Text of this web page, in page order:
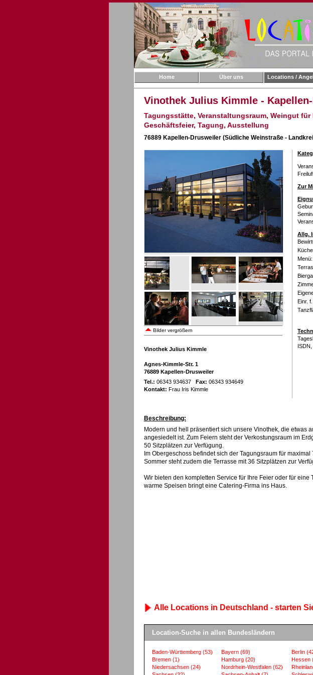
Home Über uns Locations /
Vinothek Julius Kimmle -
Tagungsstätte, Veranstaltungsraum, Weingut
Geschäftsfeier, Tagung, Ausstellung
76889 Kapellen-Drusweiler (Südliche Weinstraße -
Bilder vergrößern
Vinothek Julius Kimmle
Agnes-Kimmle-Str. 1
76889 Kapellen-Drusweiler
Tel.: 06343 934637 Fax: 06343 934649
Kontakt: Frau Iris Kimmle
Zur
Allg.
Menü:
Einr.
Beschreibung:
Modern und hell präsentiert sich unsere Vinothek, die etwas
angesiedelt ist. Zum Feiern steht der Verkostungsraum im
50 Sitzplätzen zur Verfügung.
Im Obergeschoss befindet sich der Tagungsraum für maximal
Sommer steht zudem die Terrasse mit 36 Sitzplätzen zur
Wir bieten den kompletten Service für Ihre Feier oder für
warme Speisen bringt eine Catering-Firma ins Haus.
Alle Locations in Deutschland - starten
Location-Suche in allen Bundesländern
Baden-Württemberg (53) Bayern (69) Berlin
Bremen (1) Hamburg (20) Hessen
Niedersachsen (24) Nordrhein-Westfalen (62)